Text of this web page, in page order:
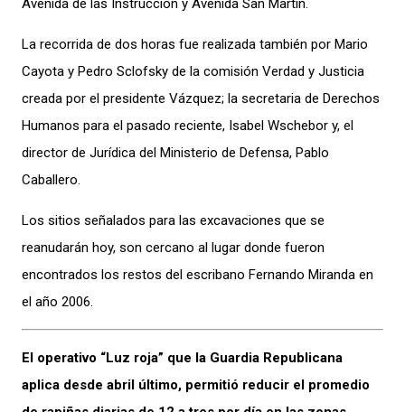
Avenida de las Instrucción y Avenida San Martín.
La recorrida de dos horas fue realizada también por Mario
Cayota y Pedro Sclofsky de la comisión Verdad y Justicia
creada por el presidente Vázquez; la secretaria de Derechos
Humanos para el pasado reciente, Isabel Wschebor y, el
director de Jurídica del Ministerio de Defensa, Pablo
Caballero.
Los sitios señalados para las excavaciones que se
reanudarán hoy, son cercano al lugar donde fueron
encontrados los restos del escribano Fernando Miranda en
el año 2006.
El operativo “Luz roja” que la Guardia Republicana
aplica desde abril último, permitió reducir el promedio